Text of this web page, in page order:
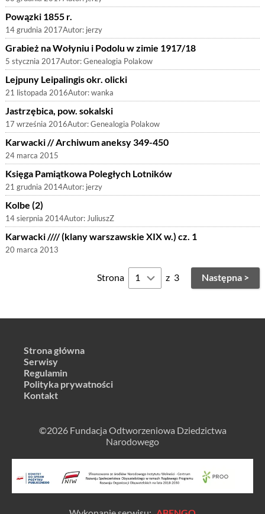
Powązki 1855 r.
14 grudnia 2017Autor: jerzy
Grabież na Wołyniu i Podolu w zimie 1917/18
5 stycznia 2017Autor:Genealogia Polakow
Lejpuny Leipalingis okr. olicki
21 listopada 2016Autor:wanka
Jastrzębica, pow. sokalski
17 września 2016Autor:Genealogia Polakow
Karwacki // Archiwum aneksy 349-450
24 marca 2015
Księga Pamiątkowa Poległych Lotników
21 grudnia 2014Autor: jerzy
Kolbe (2)
14 sierpnia 2014Autor: JuliuszZ
Karwacki //// (klany warszawskie XIX w.) cz. 1
20 marca 2013
Strona z 3 Następna >
Strona główna
Serwisy
Regulamin
Polityka prywatności
Kontakt
©2026 Fundacja Odtworzeniowa Dziedzictwa
Narodowego